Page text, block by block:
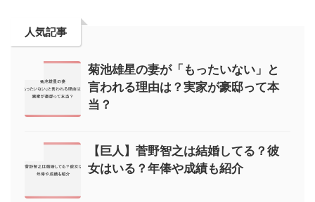
人気記事
菊池雄星の妻が「もったいない」と
言われる理由は？実家が豪邸って本
当？
【巨人】菅野智之は結婚してる？彼
女はいる？年俸や成績も紹介